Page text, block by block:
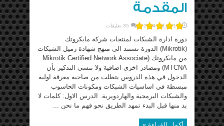
المقدمة
11 فبراير، 2014 35 تعليقات
دورة ادارة الشبكات لمنتجات شركة مايكروتك
(Mikrotik) الدورة تستند الى منهج شهادة زميل الشبكات
من مايكروتك (Mikrotik Certified Network Associate
MTCNA) ومصادر اخرى اضافية ولا ننسى التذكير بأن
الدخول في هذه الدروس يتطلب من صاحبه معرفة اولية
مبسطة في اساسيات الشبكات ومكونات الحاسوب
والشبكات البرمجية والهاردويرية. الدرس الاول: كلمات لا
بد منها قبل البدء تمهد الطريق نحو فهم ما نحن ...